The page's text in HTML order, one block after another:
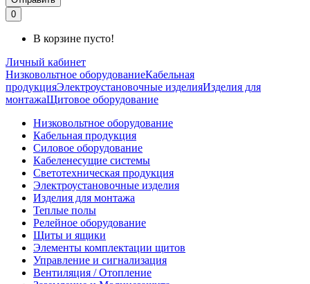
0
В корзине пусто!
Личный кабинет
Низковольтное оборудованиеКабельная
продукцияЭлектроустановочные изделияИзделия для
монтажаЩитовое оборудование
Низковольтное оборудование
Кабельная продукция
Силовое оборудование
Кабеленесущие системы
Светотехническая продукция
Электроустановочные изделия
Изделия для монтажа
Теплые полы
Релейное оборудование
Щиты и ящики
Элементы комплектации щитов
Управление и сигнализация
Вентиляция / Отопление